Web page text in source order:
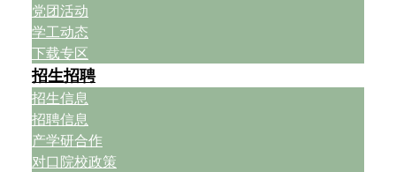
党团活动
学工动态
下载专区
招生招聘
招生信息
招聘信息
产学研合作
对口院校政策